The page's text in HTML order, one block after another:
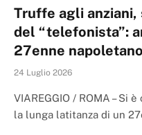
Truffe agli
del “telefonista”:
27enne napoletano
24 Luglio 2026
VIAREGGIO / ROMA – Si
la lunga latitanza di un